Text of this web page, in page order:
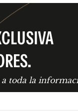
toda la